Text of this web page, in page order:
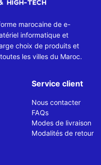
marocaine de e-
informatique et
choix de produits et
les villes du Maroc.
Service client
Nous contacter
FAQs
Modes de livraison
Modalités de retour